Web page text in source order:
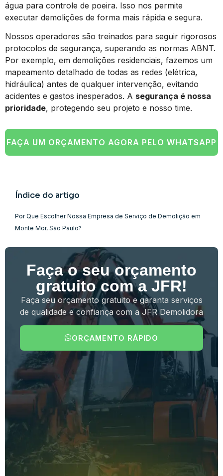
água para controle de poeira. Isso nos permite
executar demolições de forma mais rápida e segura.
Nossos operadores são treinados para seguir rigorosos
protocolos de segurança, superando as normas ABNT.
Por exemplo, em demolições residenciais, fazemos um
mapeamento detalhado de todas as redes (elétrica,
hidráulica) antes de qualquer intervenção, evitando
acidentes e gastos inesperados. A segurança é nossa
prioridade, protegendo seu projeto e nosso time.
FAÇA UM ORÇAMENTO AGORA PELO WHATSAPP
Índice do artigo
Por Que Escolher Nossa Empresa de Serviço de Demolição em
Monte Mor, São Paulo?
Faça o seu orçamento
gratuito com a JFR!
Faça seu orçamento gratuito e garanta serviços
de qualidade e confiança com a JFR Demolidora
ORÇAMENTO RÁPIDO